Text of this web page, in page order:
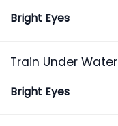
Bright Eyes
Train Under Water
Bright Eyes